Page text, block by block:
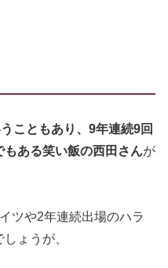
こともあり、9年連続9回
もある笑い飯の西田さんが
ツや2年連続出場のハラ
ょうが、